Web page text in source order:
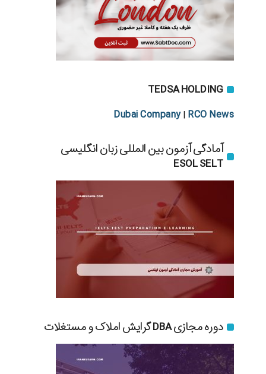
TEDSA HOLDING
Dubai Company| RCO News
آمادگی آزمون بین المللی زبان انگلیسی
ESOL SELT
دوره مجازی DBA گرایش املاک و مستغلات